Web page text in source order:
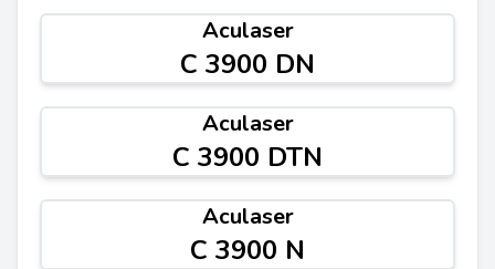
Aculaser
C 3900 DN
Aculaser
C 3900 DTN
Aculaser
C 3900 N